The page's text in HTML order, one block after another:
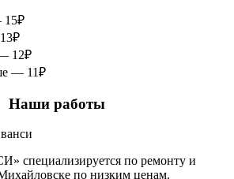
15₽
12₽
— 11₽
Наши работы
специализируется по ремонту и
по низким ценам.